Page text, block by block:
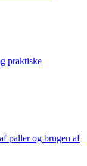
praktiske
paller og brugen af